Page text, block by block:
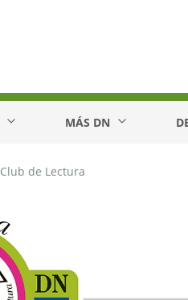
MÁS DN
Club de Lectura